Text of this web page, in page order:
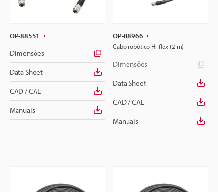
OP-88551
Dimensões
Data Sheet
CAD / CAE
Manuais
OP-88966
Cabo robótico Hi-flex (2 m)
Dimensões
Data Sheet
CAD / CAE
Manuais